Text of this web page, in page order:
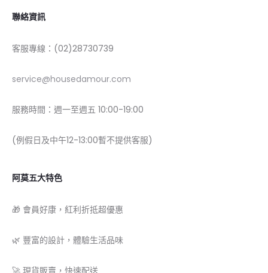
聯絡資訊
客服專線：(02)28730739
service@housedamour.com
服務時間：週一至週五 10:00-19:00
(例假日及中午12-13:00暫不提供客服)
阿莫五大特色
🎁 會員好康，紅利折抵超優惠
🌿 豐富的設計，體驗生活品味
🚀 現貨販賣，快速配送